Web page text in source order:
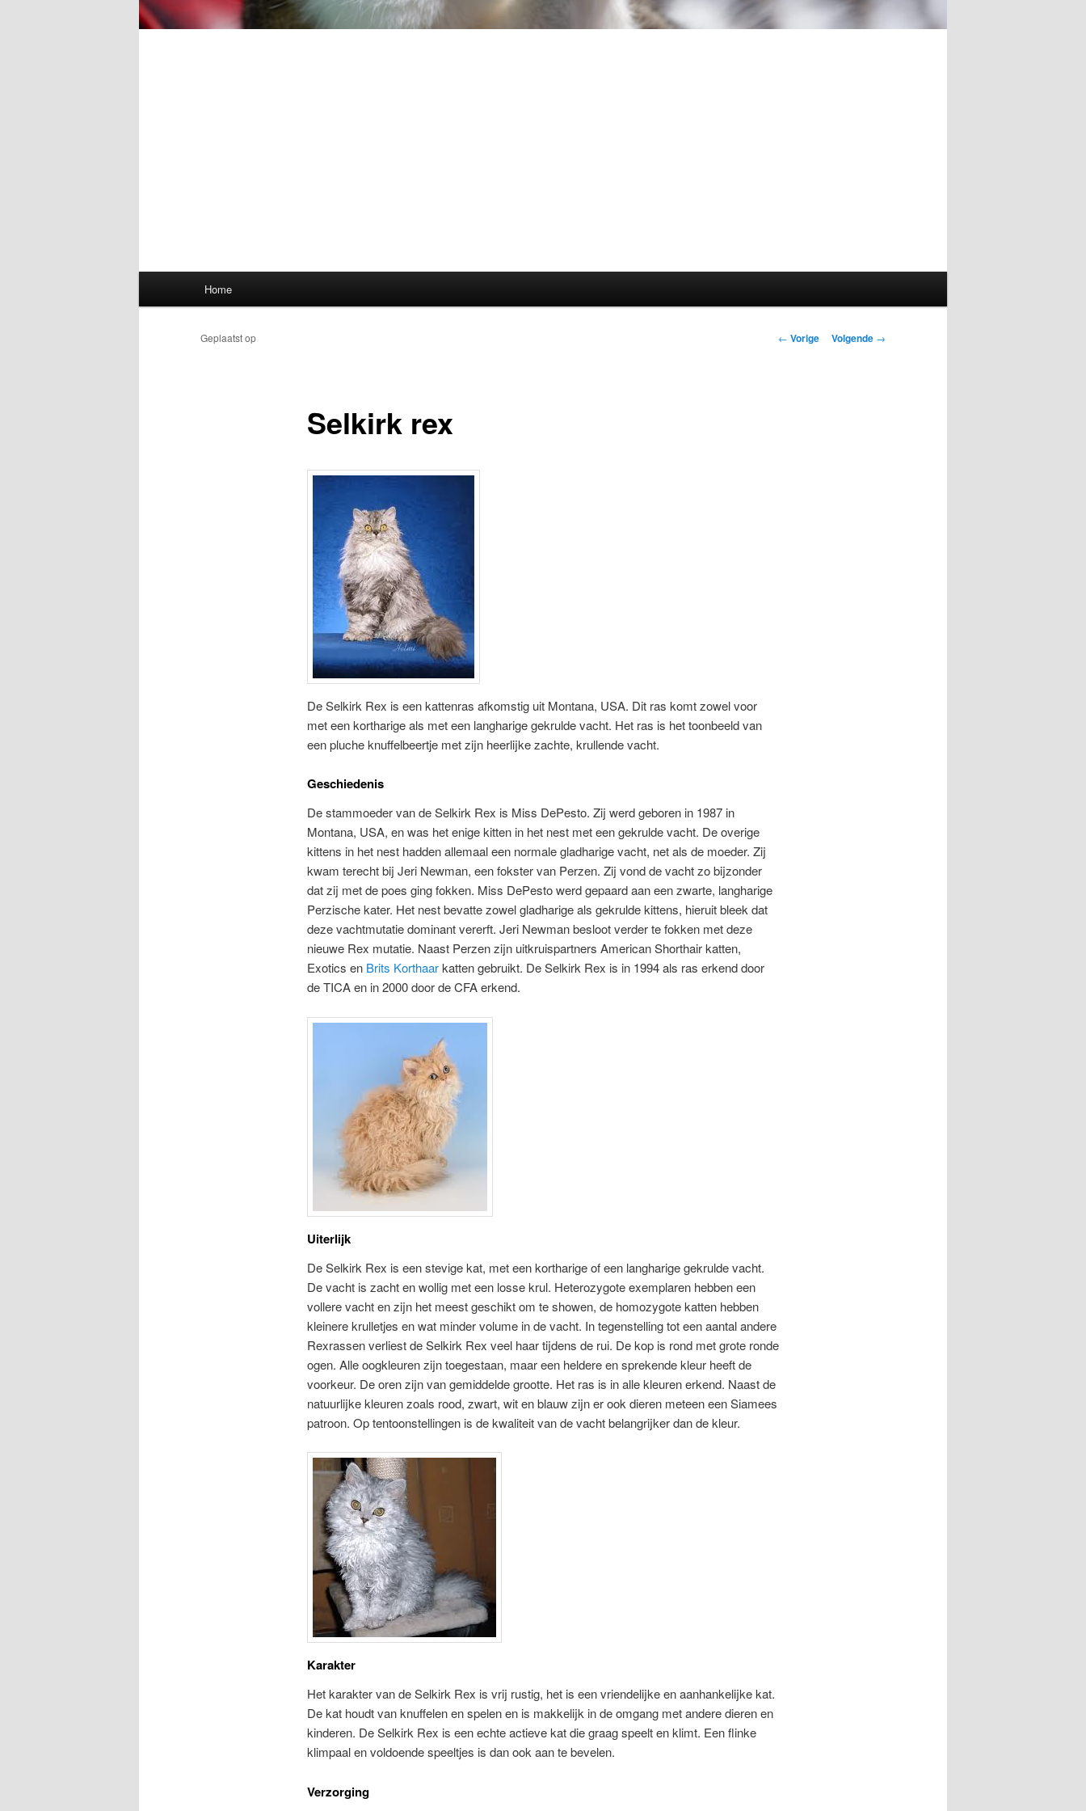
Home
Berichtnavigatie
← Vorige Volgende →
Selkirk rex
Geplaatst op
De Selkirk Rex is een kattenras afkomstig uit Montana, USA. Dit ras komt zowel voor
met een kortharige als met een langharige gekrulde vacht. Het ras is het toonbeeld van
een pluche knuffelbeertje met zijn heerlijke zachte, krullende vacht.
Geschiedenis
De stammoeder van de Selkirk Rex is Miss DePesto. Zij werd geboren in 1987 in
Montana, USA, en was het enige kitten in het nest met een gekrulde vacht. De overige
kittens in het nest hadden allemaal een normale gladharige vacht, net als de moeder. Zij
kwam terecht bij Jeri Newman, een fokster van Perzen. Zij vond de vacht zo bijzonder
dat zij met de poes ging fokken. Miss DePesto werd gepaard aan een zwarte, langharige
Perzische kater. Het nest bevatte zowel gladharige als gekrulde kittens, hieruit bleek dat
deze vachtmutatie dominant vererft. Jeri Newman besloot verder te fokken met deze
nieuwe Rex mutatie. Naast Perzen zijn uitkruispartners American Shorthair katten,
Exotics en Brits Korthaarkatten gebruikt. De Selkirk Rex is in 1994 als ras erkend door
de TICA en in 2000 door de CFA erkend.
Uiterlijk
De Selkirk Rex is een stevige kat, met een kortharige of een langharige gekrulde vacht.
De vacht is zacht en wollig met een losse krul. Heterozygote exemplaren hebben een
vollere vacht en zijn het meest geschikt om te showen, de homozygote katten hebben
kleinere krulletjes en wat minder volume in de vacht. In tegenstelling tot een aantal andere
Rexrassen verliest de Selkirk Rex veel haar tijdens de rui. De kop is rond met grote ronde
ogen. Alle oogkleuren zijn toegestaan, maar een heldere en sprekende kleur heeft de
voorkeur. De oren zijn van gemiddelde grootte. Het ras is in alle kleuren erkend. Naast de
natuurlijke kleuren zoals rood, zwart, wit en blauw zijn er ook dieren meteen een Siamees
patroon. Op tentoonstellingen is de kwaliteit van de vacht belangrijker dan de kleur.
Karakter
Het karakter van de Selkirk Rex is vrij rustig, het is een vriendelijke en aanhankelijke kat.
De kat houdt van knuffelen en spelen en is makkelijk in de omgang met andere dieren en
kinderen. De Selkirk Rex is een echte actieve kat die graag speelt en klimt. Een flinke
klimpaal en voldoende speeltjes is dan ook aan te bevelen.
Verzorging